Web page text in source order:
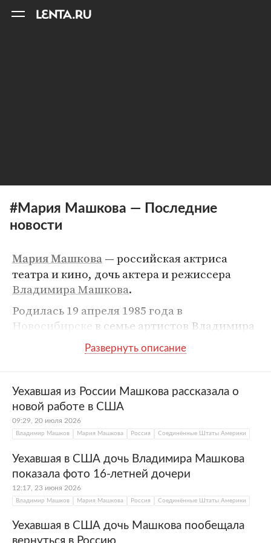
#Мария Машкова — Последние
новости
Мария Машкова — российская актриса
театра и кино, дочь актера и режиссера
Владимира Машкова.
Родилась 19 апреля 1985 года в
Новосибирске в семье артистов Владимира
Елены Шевченко
два года, родители развелись. В 1992 году
Здесь она сыграла свою первую роль на
сцене Московского академического театра
имени Владимира Маяковского. В 11 лет
Мария Машкова дебютировала в фильме
принцесса».
После окончания школы в 2002 году Мария
Машкова поступила одновременно в
имени Г. В. Плеханова на экономический
Уехавшая из России Машкова рассказала о
новой работе в США
09:29, 20 июля 2026
Владимир Машков Мария Машкова Россия Соединённые Штаты Америки
Уехавшая в США дочь Владимира Машкова
показала фото 16-летней дочери
12:17, 23 июня 2026
Владимир Машков Мария Машкова Россия Соединённые Штаты Америки
Уехавшая в США дочь Машкова пообещала